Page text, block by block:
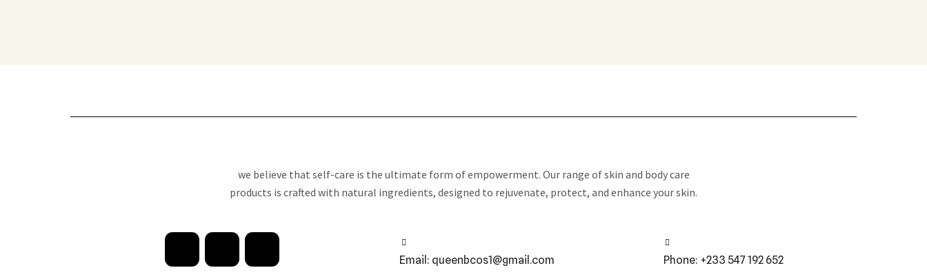
we believe that self-care is the ultimate form of empowerment. Our range of skin and body care
products is crafted with natural ingredients, designed to rejuvenate, protect, and enhance your skin.
Email: queenbcos1@gmail.com Phone: +233 547 192 652